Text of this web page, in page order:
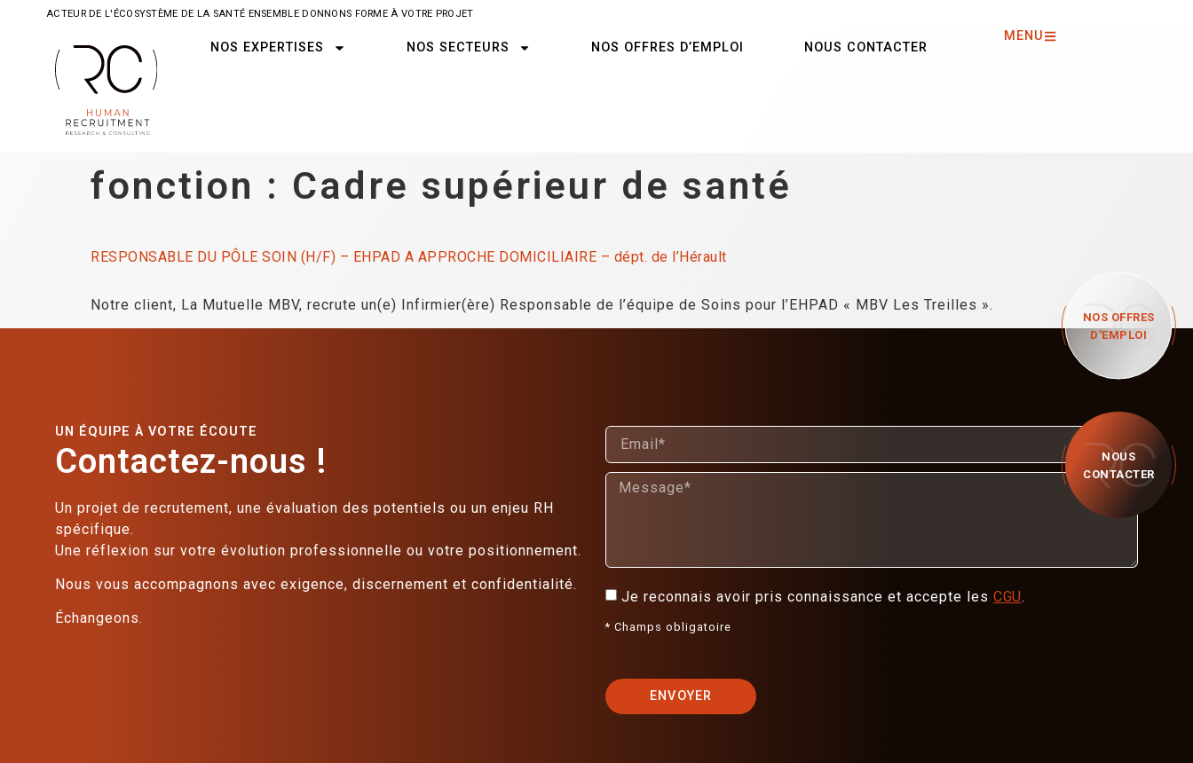
ACTEUR DE L'ÉCOSYSTÈME DE LA SANTÉ ENSEMBLE DONNONS FORME À VOTRE PROJET
NOS EXPERTISES NOS SECTEURS NOS OFFRES D’EMPLOI NOUS CONTACTER
MENU
NOS OFFRES
D'EMPLOI
NOUS
CONTACTER
fonction : Cadre supérieur de santé
RESPONSABLE DU PÔLE SOIN (H/F) – EHPAD A APPROCHE DOMICILIAIRE – dépt. de l’Hérault
Notre client, La Mutuelle MBV, recrute un(e) Infirmier(ère) Responsable de l’équipe de Soins pour l’EHPAD « MBV Les Treilles ».
UN ÉQUIPE À VOTRE ÉCOUTE
Contactez-nous !
Un projet de recrutement, une évaluation des potentiels ou un enjeu RH
spécifique.
Une réflexion sur votre évolution professionnelle ou votre positionnement.
Nous vous accompagnons avec exigence, discernement et confidentialité.
Échangeons.
Je reconnais avoir pris connaissance et accepte les CGU.
* Champs obligatoire
ENVOYER